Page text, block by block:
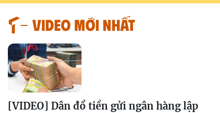
VIDEO MỚI NHẤT
[VIDEO] Dân đổ tiền gửi ngân hàng lập